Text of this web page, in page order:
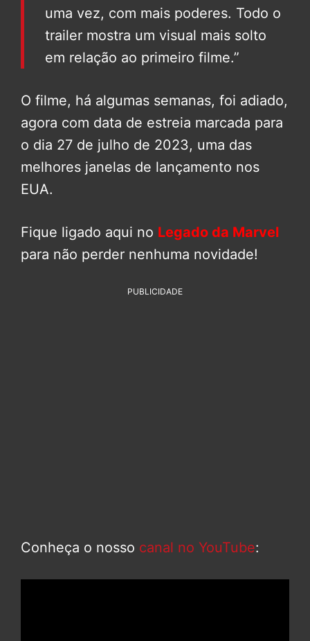
uma vez, com mais poderes. Todo o
trailer mostra um visual mais solto
em relação ao primeiro filme.”
O filme, há algumas semanas, foi adiado,
agora com data de estreia marcada para
o dia 27 de julho de 2023, uma das
melhores janelas de lançamento nos
EUA.
Fique ligado aqui no Legado da Marvel
para não perder nenhuma novidade!
PUBLICIDADE
Conheça o nosso canal no YouTube: